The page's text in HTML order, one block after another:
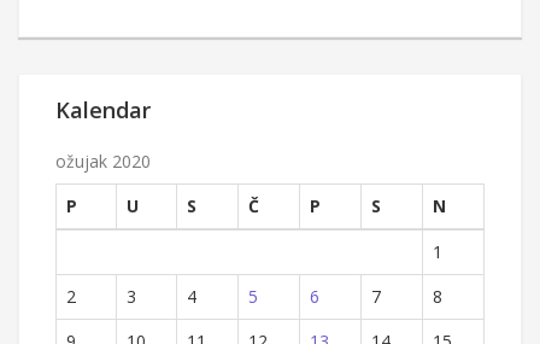
Kalendar
ožujak 2020
P
U S Č P S
N
1
2
3 4 5 6 7
8